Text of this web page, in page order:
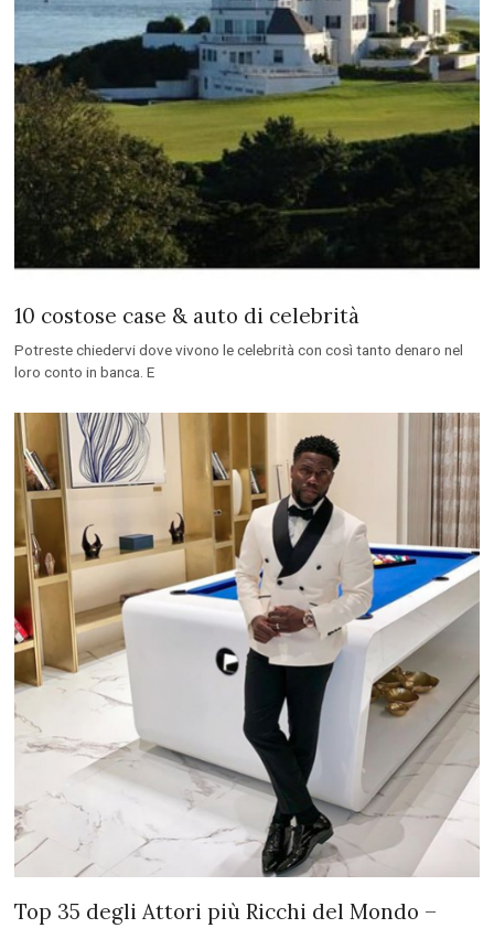
10 costose case & auto di celebrità
Potreste chiedervi dove vivono le celebrità con così tanto denaro nel
loro conto in banca. E
Top 35 degli Attori più Ricchi del Mondo –